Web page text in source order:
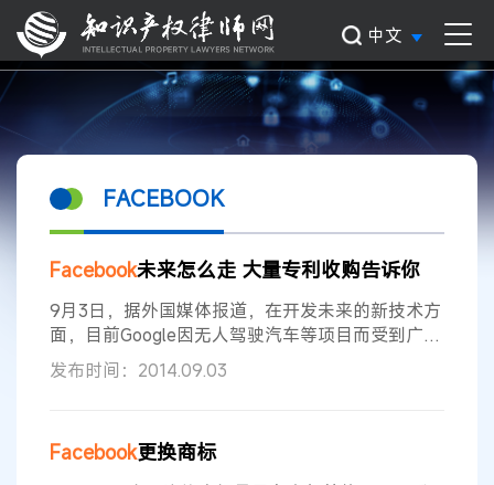
中文
FACEBOOK
Facebook未来怎么走 大量专利收购告诉你
9月3日，据外国媒体报道，在开发未来的新技术方
面，目前Google因无人驾驶汽车等项目而受到广泛
关注，但现在Facebook
Facebook 最近从其他公司收购了至少100件专利，
告中，知识产权研究公司Envision IP分析了
发布时间：2014.09.03
Facebook更换商标